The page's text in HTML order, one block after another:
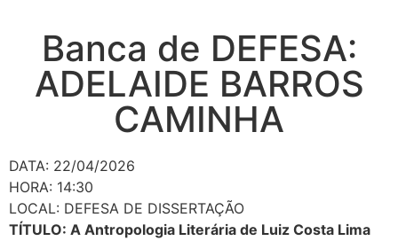
Banca de DEFESA:
ADELAIDE BARROS
CAMINHA
DATA: 22/04/2026
HORA: 14:30
LOCAL: DEFESA DE DISSERTAÇÃO
TÍTULO: A Antropologia Literária de Luiz Costa Lima